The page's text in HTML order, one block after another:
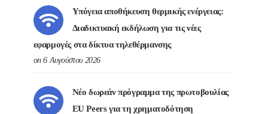
Υπόγεια αποθήκευση θερμικής ενέργειας:
Διαδικτυακή εκδήλωση για τις νέες
εφαρμογές στα δίκτυα τηλεθέρμανσης
on 6 Αυγούστου 2026
Νέο δωρεάν πρόγραμμα της πρωτοβουλίας
EU Peers για τη χρηματοδότηση